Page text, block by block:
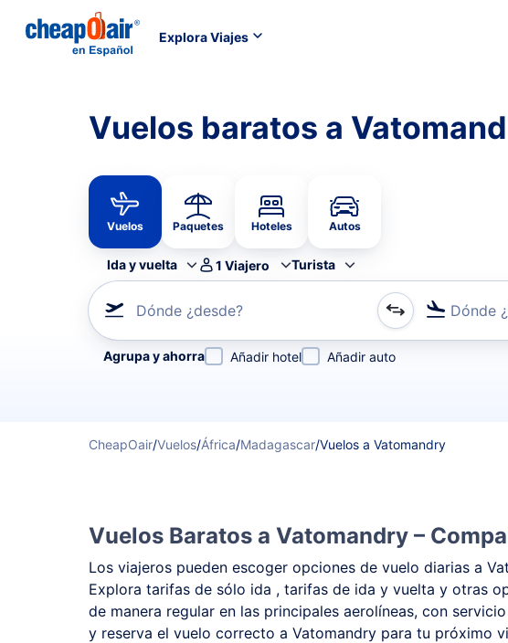
Explora Viajes
Vuelos baratos a
Vuelos Paquetes Hoteles Autos
Ida y vuelta 1 Viajero Turista
Dónde ¿desde? Dónde
Refina tu búsqueda por aerolínea, por ciudad o aeropuerto o por
Agrupa y ahorra Añadir hotel Añadir auto
CheapOair/Vuelos/África/Madagascar/Vuelos a Vatomandry
Vuelos Baratos a Vatomandry –
Los viajeros pueden escoger opciones de vuelo diarias a
Explora tarifas de sólo ida , tarifas de ida y vuelta y otras
de manera regular en las principales aerolíneas, con
y reserva el vuelo correcto a Vatomandry para tu próximo